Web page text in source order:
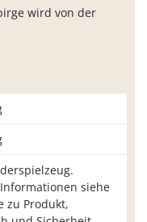
wird von der
siehe
zu Produkt,